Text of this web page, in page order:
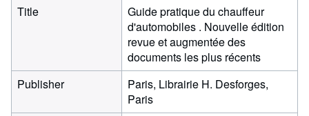
Title
Guide pratique du chauffeur
d'automobiles . Nouvelle édition
revue et augmentée des
documents les plus récents
Publisher
Paris, Librairie H. Desforges,
Paris